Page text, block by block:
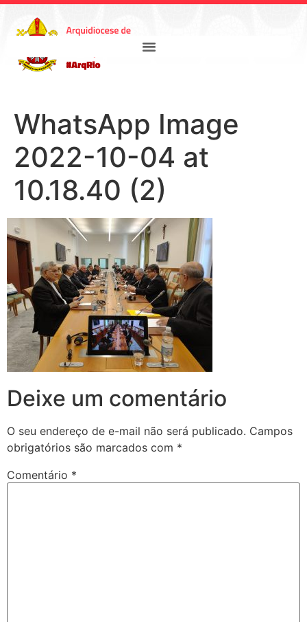
WhatsApp Image
2022-10-04 at
10.18.40 (2)
Deixe um comentário
O seu endereço de e-mail não será publicado. Campos
obrigatórios são marcados com *
Comentário *